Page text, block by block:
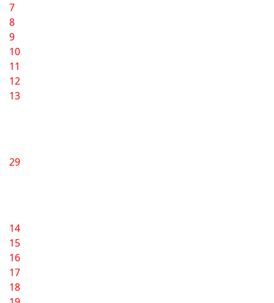
7
8
9
10
11
12
13
29
14
15
16
17
18